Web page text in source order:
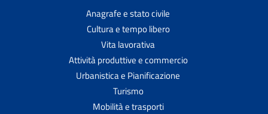
Anagrafe e stato civile
Cultura e tempo libero
Vita lavorativa
Attività produttive e commercio
Urbanistica e Pianificazione
Turismo
Mobilità e trasporti